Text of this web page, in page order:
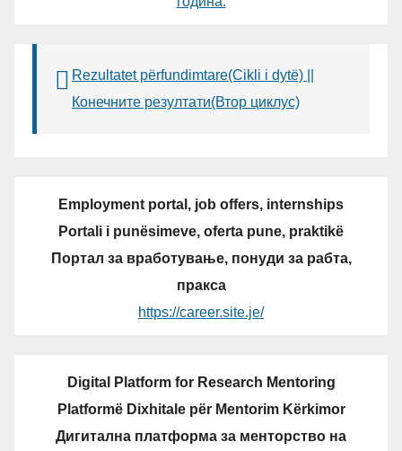
Rezultatet përfundimtare(Cikli i dytë) ||
Конечните резултати(Втор циклус)
Employment portal, job offers, internships
Portali i punësimeve, oferta pune, praktikë
Портал за вработување, понуди за рабта,
пракса
https://career.site.je/
Digital Platform for Research Mentoring
Platformë Dixhitale për Mentorim Kërkimor
Дигитална платформа за менторство на